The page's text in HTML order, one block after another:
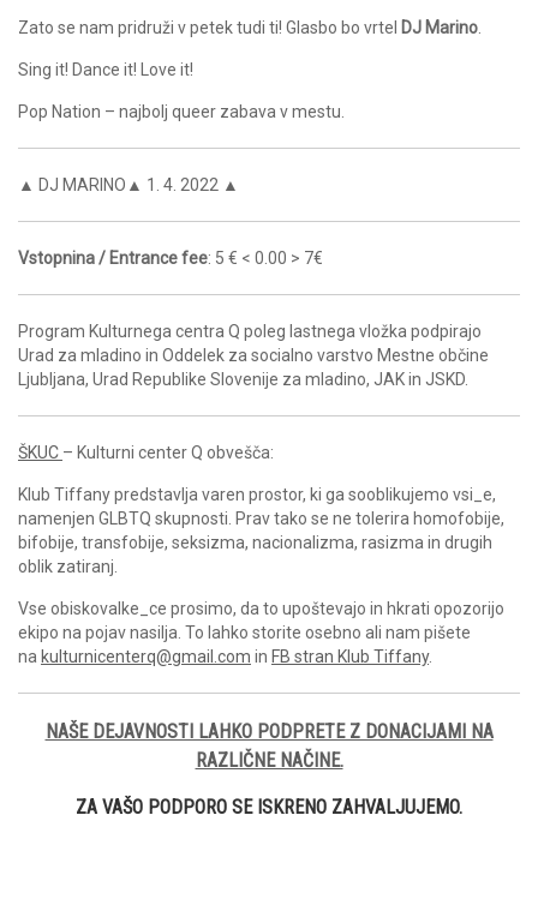
Zato se nam pridruži v petek tudi ti! Glasbo bo vrtel DJ Marino
Sing it! Dance it! Love it!
Pop Nation – najbolj queer zabava v mestu.
▲ DJ MARINO▲ 1. 4. 2022 ▲
Vstopnina / Entrance fee: 5 € < 0.00 > 7€
Program Kulturnega centra Q poleg lastnega vložka podpirajo
Urad za mladino in Oddelek za socialno varstvo Mestne občine
Ljubljana, Urad Republike Slovenije za mladino, JAK in JSKD.
ŠKUC – Kulturni center Q obvešča:
Klub Tiffany predstavlja varen prostor, ki ga sooblikujemo vsi_e,
namenjen GLBTQ skupnosti. Prav tako se ne tolerira homofobije,
bifobije, transfobije, seksizma, nacionalizma, rasizma in drugih
oblik zatiranj.
Vse obiskovalke_ce prosimo, da to upoštevajo in hkrati opozorijo
ekipo na pojav nasilja. To lahko storite osebno ali nam pišete
na kulturnicenterq@gmail.com in FB stran Klub Tiffany.
NAŠE DEJAVNOSTI LAHKO PODPRETE Z DONACIJAMI NA
RAZLIČNE NAČINE.
ZA VAŠO PODPORO SE ISKRENO ZAHVALJUJEMO.